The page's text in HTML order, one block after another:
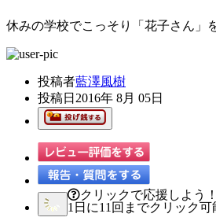
休みの学校でこっそり「花子さん
投稿者藍澤風樹
投稿日 2016年 8月 05日
クリックで応援しよう！
1日に11回までクリック可